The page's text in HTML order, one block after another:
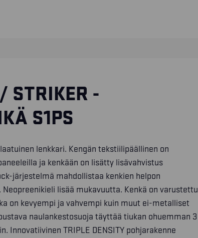
STRIKER -
S1PS
lenkkari. Kengän tekstiilipäällinen on
ja kenkään on lisätty lisävahvistus
järjestelmä mahdollistaa kenkien helpon
lisää mukavuutta. Kenkä on varustettu
on kevyempi ja vahvempi kuin muut ei-metalliset
naulankestosuoja täyttää tiukan ohuemman 3
Innovatiivinen TRIPLE DENSITY pohjarakenne